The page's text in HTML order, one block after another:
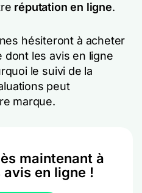
réputation en ligne.
hésiteront à acheter
les avis en ligne
le suivi de la
peut
marque.
maintenant à
en ligne !